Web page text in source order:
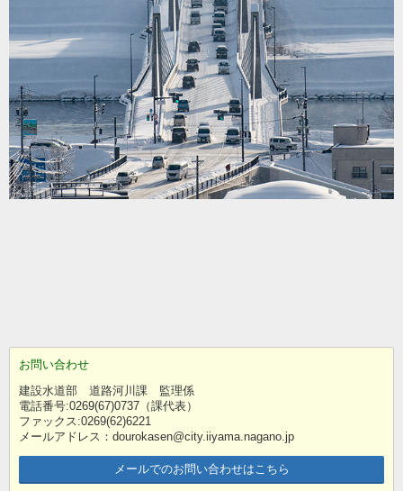
お問い合わせ
建設水道部 道路河川課 監理係
電話番号:0269(67)0737（課代表）
ファックス:0269(62)6221
メールアドレス：dourokasen@city.iiyama.nagano.jp
メールでのお問い合わせはこちら